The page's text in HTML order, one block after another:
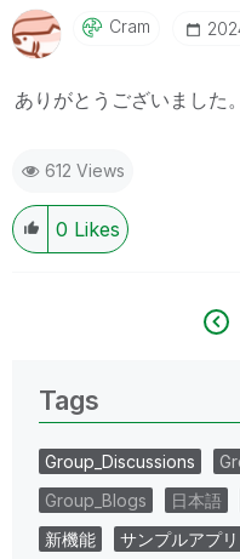
Cram
ありがとうございました。
612 Views
0 Likes
Tags
Group_Discussions
Group_Blogs
日本語
新機能
サンプルアプリ